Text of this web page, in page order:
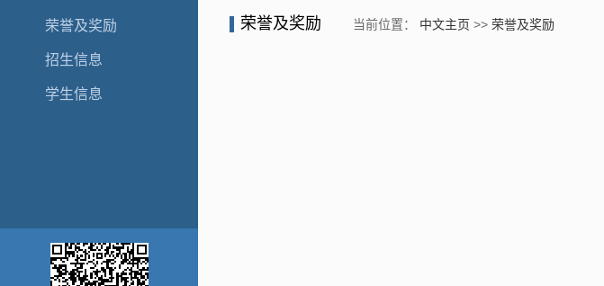
荣誉及奖励
招生信息
学生信息
荣誉及奖励 当前位置： 中文主页 >> 荣誉及奖励